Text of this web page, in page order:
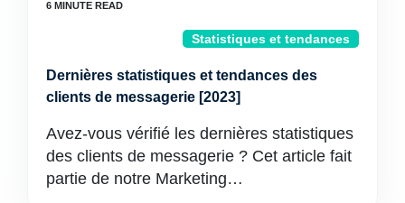
Statistiques et tendances
Dernières statistiques et tendances des
clients de messagerie [2023]
Avez-vous vérifié les dernières statistiques
des clients de messagerie ? Cet article fait
partie de notre Marketing…